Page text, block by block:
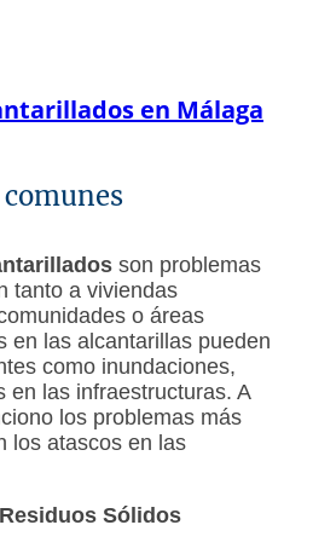
en Málaga
son problemas
tanto a viviendas
o áreas
en las alcantarillas pueden
como inundaciones,
en las infraestructuras. A
los problemas más
los atascos en las
Sólidos